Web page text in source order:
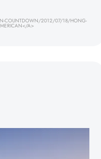
COUNTDOWN/2012/07/18/HONG-
A>